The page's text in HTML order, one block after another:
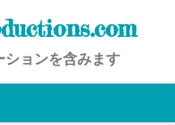
ョンを含みます